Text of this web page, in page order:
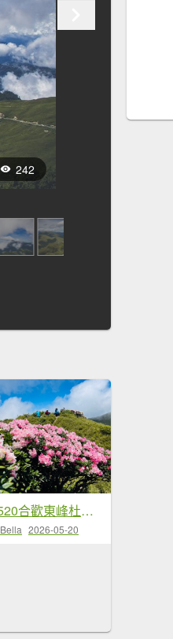
242
1150520合歡東峰杜鵑花
Bella 2026-05-20